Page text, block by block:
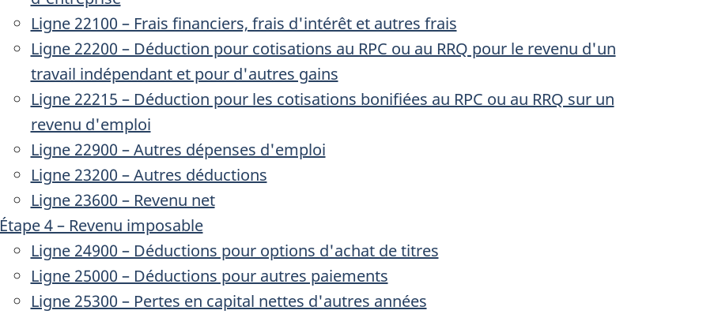
Ligne 22100 – Frais financiers, frais d'intérêt et autres frais
Ligne 22200 – Déduction pour cotisations au RPC ou au RRQ pour le revenu d'un
travail indépendant et pour d'autres gains
Ligne 22215 – Déduction pour les cotisations bonifiées au RPC ou au RRQ sur un
revenu d'emploi
Ligne 22900 – Autres dépenses d'emploi
Ligne 23200 – Autres déductions
Ligne 23600 – Revenu net
Étape 4 – Revenu imposable
Ligne 24900 – Déductions pour options d'achat de titres
Ligne 25000 – Déductions pour autres paiements
Ligne 25300 – Pertes en capital nettes d'autres années